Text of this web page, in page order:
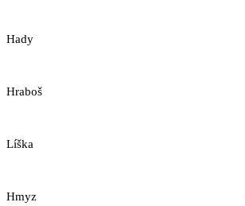
Hady
Hraboš
Líška
Hmyz